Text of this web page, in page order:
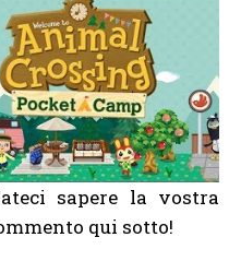
sapere la vostra
qui sotto!